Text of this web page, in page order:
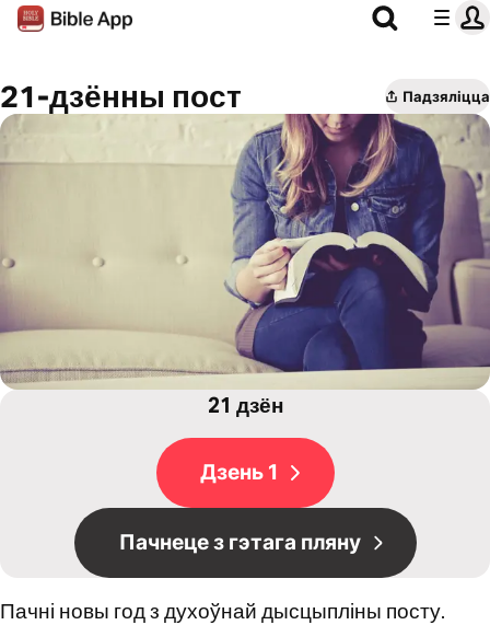
21-дзённы пост Падзяліцца
21 дзён
Дзень 1
Пачнеце з гэтага пляну
Пачні новы год з духоўнай дысцыпліны посту.